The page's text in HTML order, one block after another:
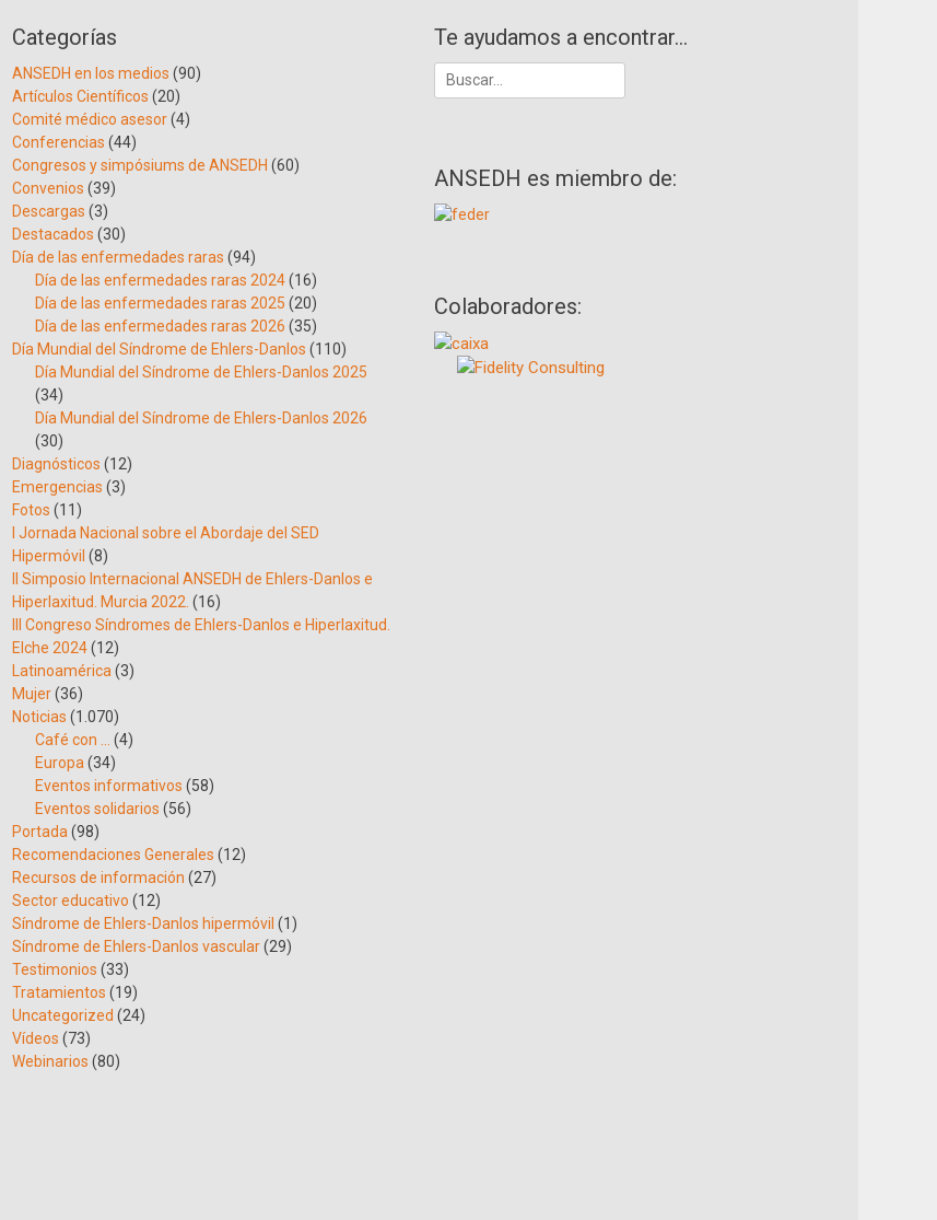
Categorías
ANSEDH en los medios (90)
Artículos Científicos (20)
Comité médico asesor(4)
Conferencias (44)
Congresos y simpósiums de ANSEDH (60)
Convenios (39)
Descargas (3)
Destacados (30)
Día de las enfermedades raras (94)
Día de las enfermedades raras 2024(16)
Día de las enfermedades raras 2025 (20)
Día de las enfermedades raras 2026 (35)
Día Mundial del Síndrome de Ehlers-Danlos (110)
Día Mundial del Síndrome de Ehlers-Danlos 2025
(34)
Día Mundial del Síndrome de Ehlers-Danlos 2026
(30)
Diagnósticos (12)
Emergencias (3)
Fotos (11)
I Jornada Nacional sobre el Abordaje del SED
Hipermóvil (8)
II Simposio Internacional ANSEDH de Ehlers-Danlos e
Hiperlaxitud. Murcia 2022. (16)
III Congreso Síndromes de Ehlers-Danlos e Hiperlaxitud.
Elche 2024(12)
Latinoamérica (3)
Mujer(36)
Noticias (1.070)
Café con …
(4)
Europa (34)
Eventos informativos (58)
Eventos solidarios (56)
Portada (98)
Recomendaciones Generales (12)
Recursos de información (27)
Sector educativo (12)
Síndrome de Ehlers-Danlos hipermóvil (1)
Síndrome de Ehlers-Danlos vascular(29)
Testimonios (33)
Tratamientos (19)
Uncategorized (24)
Vídeos (73)
Webinarios (80)
Te ayudamos a encontrar…
Buscar:
ANSEDH es miembro de:
Colaboradores: